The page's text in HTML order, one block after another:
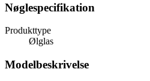
Nøglespecifikation
Produkttype
Ølglas
Modelbeskrivelse